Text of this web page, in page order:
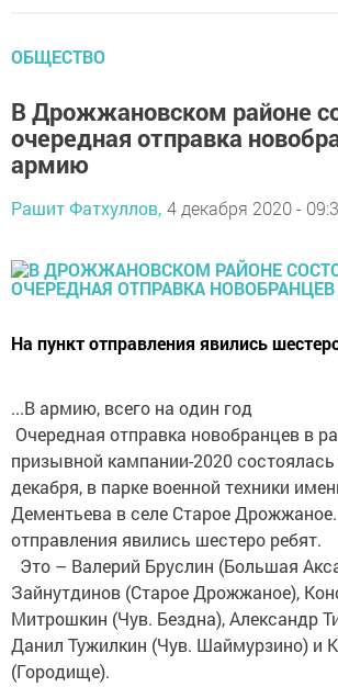
ОБЩЕСТВО
В Дрожжановском районе
очередная отправка
армию
Рашит Фатхуллов, 4 декабря 2020 -
На пункт отправления явились
...В армию, всего на один год
Очередная отправка новобранцев в
призывной кампании-2020 состоялась
декабря, в парке военной техники
Дементьева в селе Старое
отправления явились шестеро ребят.
Это – Валерий Бруслин (Большая
Зайнутдинов (Старое Дрожжаное),
Митрошкин (Чув. Бездна), Александр
Данил Тужилкин (Чув. Шаймурзино) и
(Городище).